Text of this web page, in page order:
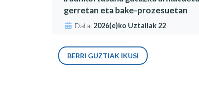
gerretan eta bake-prozesuetan
Data: 2026(e)ko Uztailak 22
BERRI GUZTIAK IKUSI